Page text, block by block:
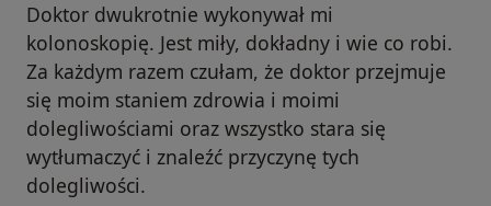
Doktor dwukrotnie wykonywał mi
kolonoskopię. Jest miły, dokładny i wie co robi.
Za każdym razem czułam, że doktor przejmuje
się moim staniem zdrowia i moimi
dolegliwościami oraz wszystko stara się
wytłumaczyć i znaleźć przyczynę tych
dolegliwości.